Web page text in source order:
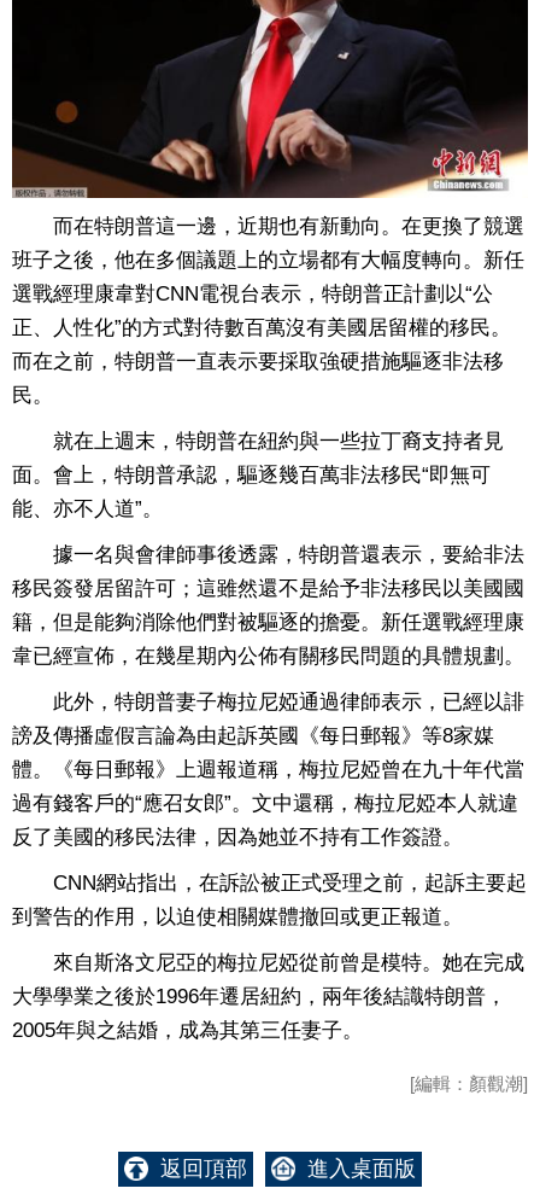
而在特朗普這一邊，近期也有新動向。在更換了競選
班子之後，他在多個議題上的立場都有大幅度轉向。新任
選戰經理康韋對CNN電視台表示，特朗普正計劃以“公
正、人性化”的方式對待數百萬沒有美國居留權的移民。
而在之前，特朗普一直表示要採取強硬措施驅逐非法移
民。
就在上週末，特朗普在紐約與一些拉丁裔支持者見
面。會上，特朗普承認，驅逐幾百萬非法移民“即無可
能、亦不人道”。
據一名與會律師事後透露，特朗普還表示，要給非法
移民簽發居留許可；這雖然還不是給予非法移民以美國國
籍，但是能夠消除他們對被驅逐的擔憂。新任選戰經理康
韋已經宣佈，在幾星期內公佈有關移民問題的具體規劃。
此外，特朗普妻子梅拉尼婭通過律師表示，已經以誹
謗及傳播虛假言論為由起訴英國《每日郵報》等8家媒
體。《每日郵報》上週報道稱，梅拉尼婭曾在九十年代當
過有錢客戶的“應召女郎”。文中還稱，梅拉尼婭本人就違
反了美國的移民法律，因為她並不持有工作簽證。
CNN網站指出，在訴訟被正式受理之前，起訴主要起
到警告的作用，以迫使相關媒體撤回或更正報道。
來自斯洛文尼亞的梅拉尼婭從前曾是模特。她在完成
大學學業之後於1996年遷居紐約，兩年後結識特朗普，
2005年與之結婚，成為其第三任妻子。
[編輯：顏觀潮]
返回頂部 進入桌面版